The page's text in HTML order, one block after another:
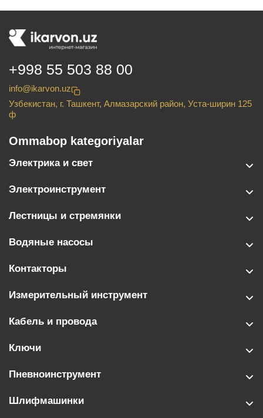
+998 55 503 88 00
info@ikarvon.uz
Узбекистан, г. Ташкент, Алмазарский район, Уста-ширин 125
ф
Ommabop kategoriyalar
Электрика и свет
Электроинструмент
Лестницы и стремянки
Водяные насосы
Контакторы
Измерительный инструмент
Кабель и провода
Ключи
Пневноинструмент
Шлифмашинки